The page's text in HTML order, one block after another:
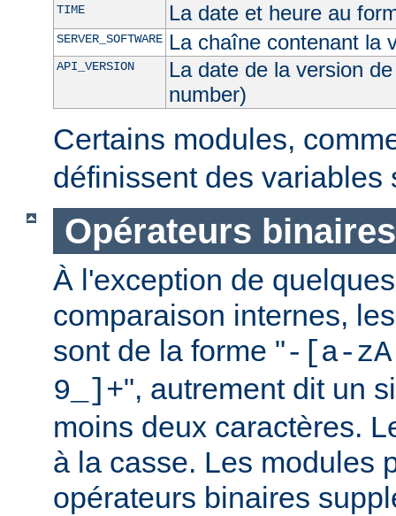
TIME La date et heure au
SERVER_SOFTWARE La chaîne contenant la
API_VERSION
La date de la version
number)
Certains modules,
définissent des variables
Opérateurs binaires
À l'exception de
comparaison internes,
sont de la forme "-[a-
9_]+", autrement dit un
moins deux caractères.
à la casse. Les modules
opérateurs binaires